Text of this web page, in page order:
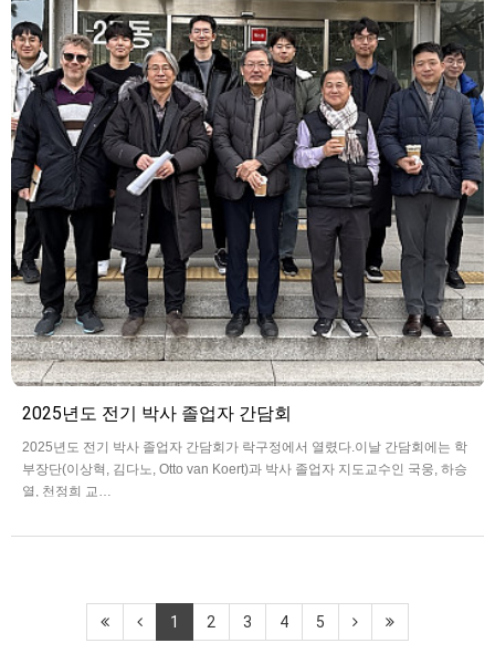
2025년도 전기 박사 졸업자 간담회
2025년도 전기 박사 졸업자 간담회가 락구정에서 열렸다.이날 간담회에는 학
부장단(이상혁, 김다노, Otto van Koert)과 박사 졸업자 지도교수인 국웅, 하승
열, 천정희 교…
1 2 3 4 5